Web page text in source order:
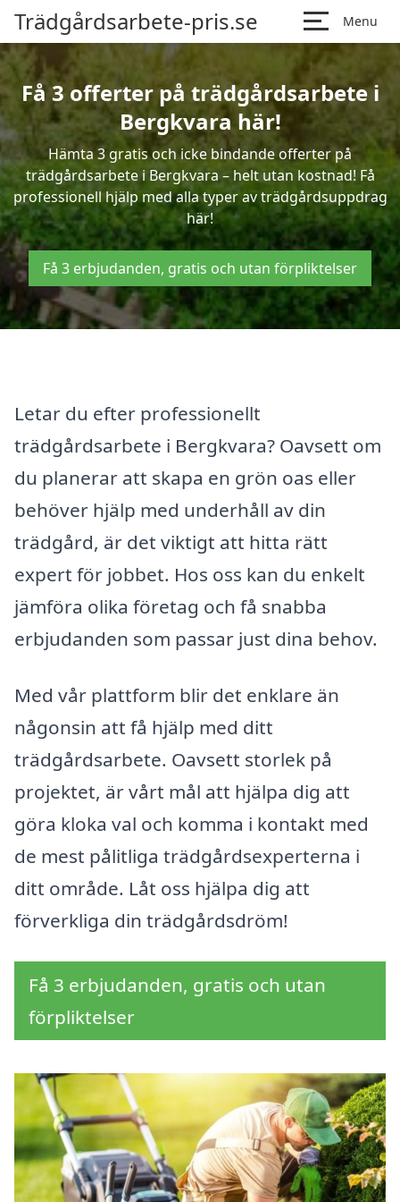
Trädgårdsarbete-pris.se Menu
Få 3 offerter på trädgårdsarbete i
Bergkvara här!
Hämta 3 gratis och icke bindande offerter på
trädgårdsarbete i Bergkvara – helt utan kostnad! Få
professionell hjälp med alla typer av trädgårdsuppdrag
här!
Få 3 erbjudanden, gratis och utan förpliktelser
Letar du efter professionellt
trädgårdsarbete i Bergkvara? Oavsett om
du planerar att skapa en grön oas eller
behöver hjälp med underhåll av din
trädgård, är det viktigt att hitta rätt
expert för jobbet. Hos oss kan du enkelt
jämföra olika företag och få snabba
erbjudanden som passar just dina behov.
Med vår plattform blir det enklare än
någonsin att få hjälp med ditt
trädgårdsarbete. Oavsett storlek på
projektet, är vårt mål att hjälpa dig att
göra kloka val och komma i kontakt med
de mest pålitliga trädgårdsexperterna i
ditt område. Låt oss hjälpa dig att
förverkliga din trädgårdsdröm!
Få 3 erbjudanden, gratis och utan
förpliktelser